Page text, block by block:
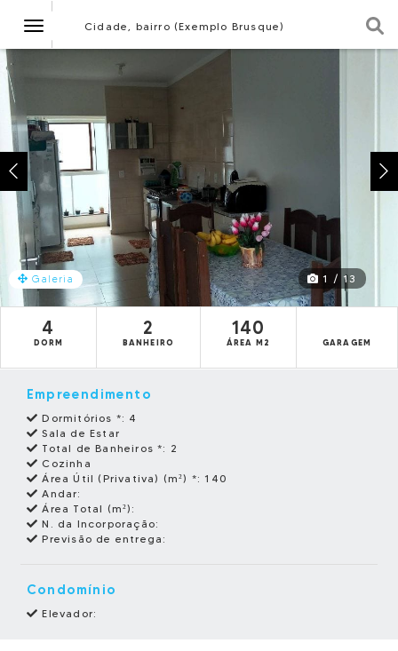
NavegaçãoCidade, bairro (Exemplo Brusque)
Galeria 1 / 13
4
DORM
2
BANHEIRO
140
ÁREA M2 GARAGEM
Empreendimento
Dormitórios *: 4
Sala de Estar
Total de Banheiros *: 2
Cozinha
Área Útil (Privativa) (m²) *: 140
Andar:
Área Total (m²):
N. da Incorporação:
Previsão de entrega:
Condomínio
Elevador: